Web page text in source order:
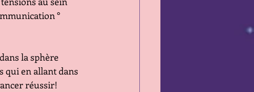
la communication °
la sphère
Vénus qui en allant dans
avancer réussir!